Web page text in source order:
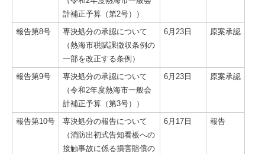
計補正予算（第2号））
報告第8号
専決処分の承認について
（熱海市税賦課徴収条例の
一部を改正する条例）
6月23日 原案承認
報告第9号
専決処分の承認について
（令和2年度熱海市一般会
計補正予算（第3号））
6月23日 原案承認
報告第10号
専決処分の報告について
（消防出初式告知看板への
接触事故に係る損害賠償の
6月17日 報告